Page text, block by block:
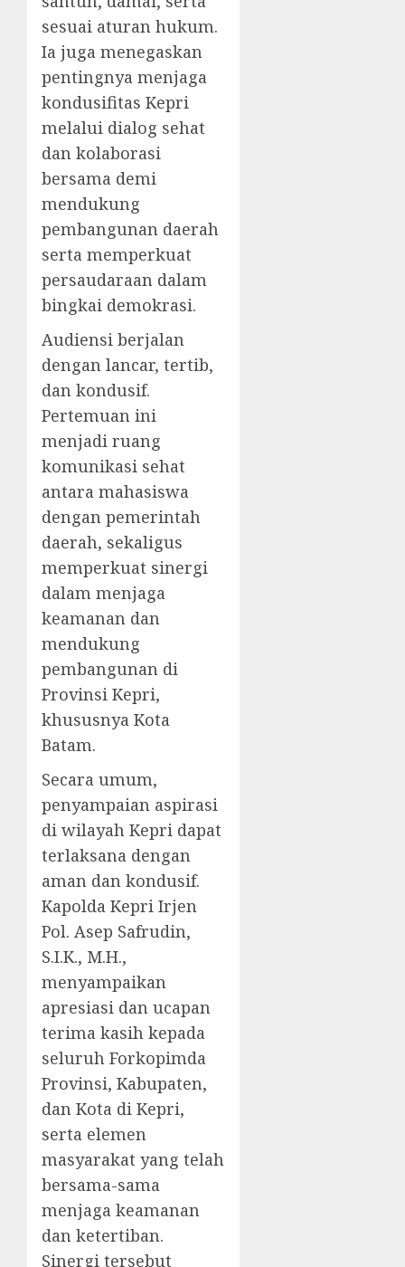
sesuai aturan hukum.
Ia juga menegaskan
pentingnya menjaga
kondusifitas Kepri
melalui dialog sehat
dan kolaborasi
bersama demi
mendukung
pembangunan daerah
serta memperkuat
persaudaraan dalam
bingkai demokrasi.
Audiensi berjalan
dengan lancar, tertib,
dan kondusif.
Pertemuan ini
menjadi ruang
komunikasi sehat
antara mahasiswa
dengan pemerintah
daerah, sekaligus
memperkuat sinergi
dalam menjaga
keamanan dan
mendukung
pembangunan di
Provinsi Kepri,
khususnya Kota
Batam.
Secara umum,
penyampaian aspirasi
di wilayah Kepri dapat
terlaksana dengan
aman dan kondusif.
Kapolda Kepri Irjen
Pol. Asep Safrudin,
S.I.K., M.H.,
menyampaikan
apresiasi dan ucapan
terima kasih kepada
seluruh Forkopimda
Provinsi, Kabupaten,
dan Kota di Kepri,
serta elemen
masyarakat yang telah
bersama-sama
menjaga keamanan
dan ketertiban.
Sinergi tersebut